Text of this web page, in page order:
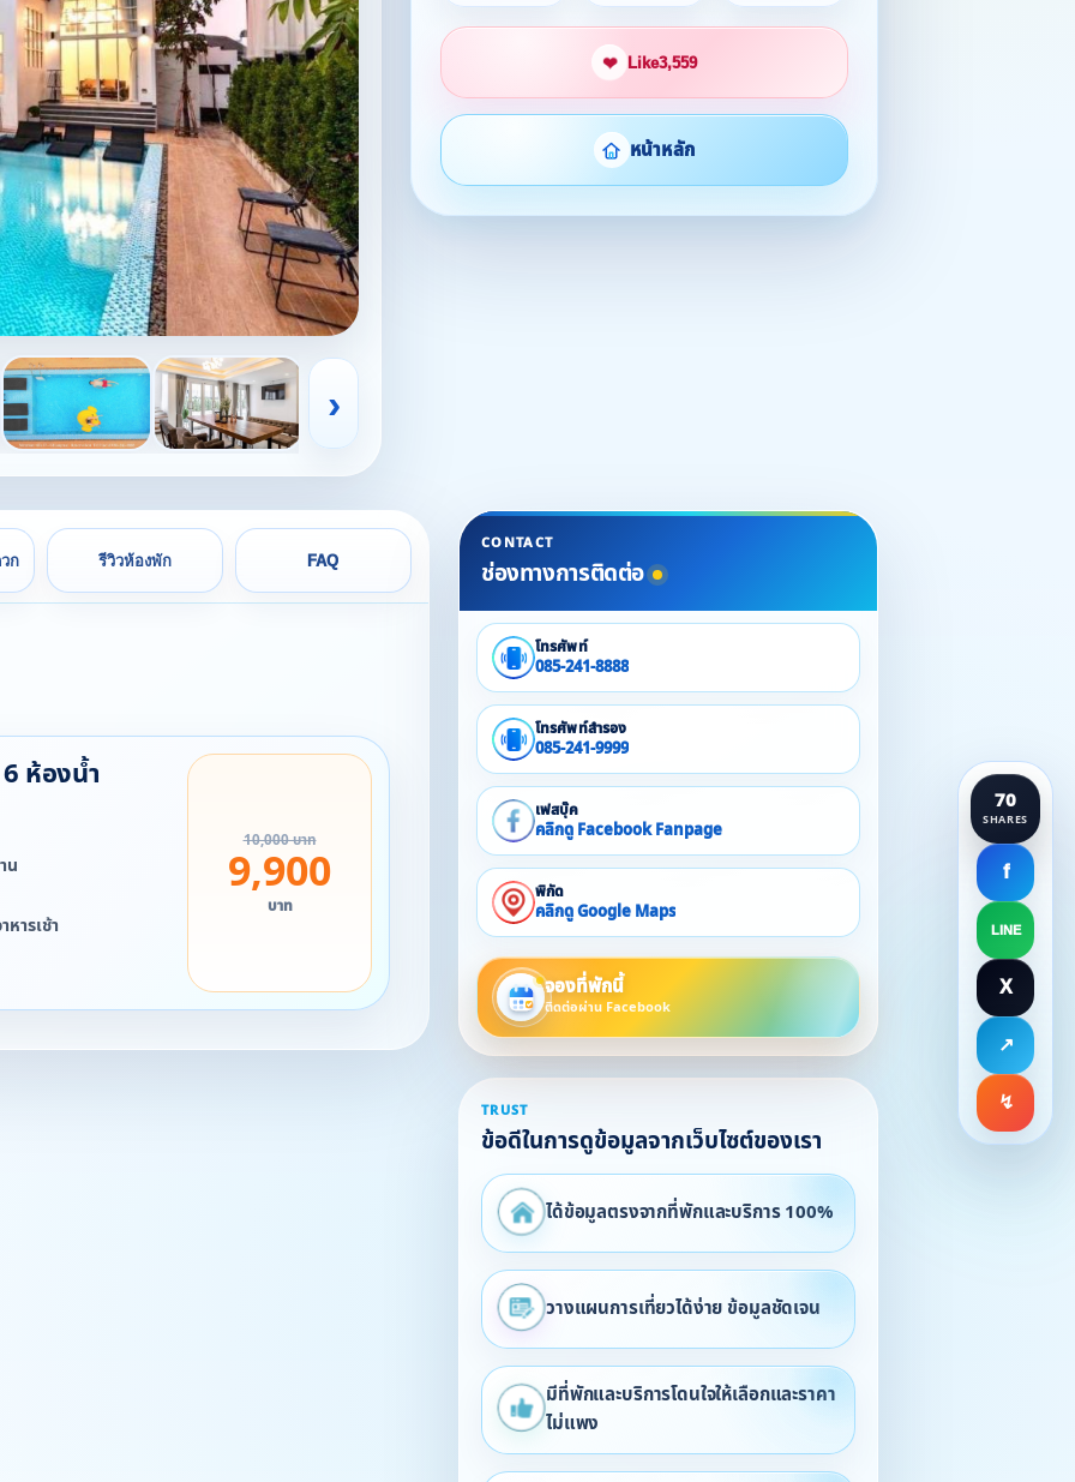
70
SHARES
f
LINE
X
↗
↯
›
❤ Like3,559
หน้าหลัก
ก รีวิวห้องพัก FAQ
ห้องน้ำ
น
ารเช้า
10,000 บาท
9,900
บาท
CONTACT
ช่องทางการติดต่อ
โทรศัพท์
085-241-8888
โทรศัพท์สำรอง
085-241-9999
เฟสบุ๊ค
คลิกดู Facebook Fanpage
พิกัด
คลิกดู Google Maps
จองที่พักนี้
ติดต่อผ่าน Facebook
TRUST
ข้อดีในการดูข้อมูลจากเว็บไซต์ของเรา
ได้ข้อมูลตรงจากที่พักและบริการ 100%
วางแผนการเที่ยวได้ง่าย ข้อมูลชัดเจน
มีที่พักและบริการโดนใจให้เลือกและราคา
ไม่แพง